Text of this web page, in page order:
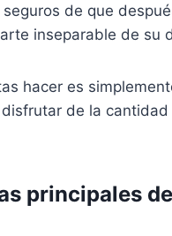
de que
inseparable de su
hacer es
de la
principales